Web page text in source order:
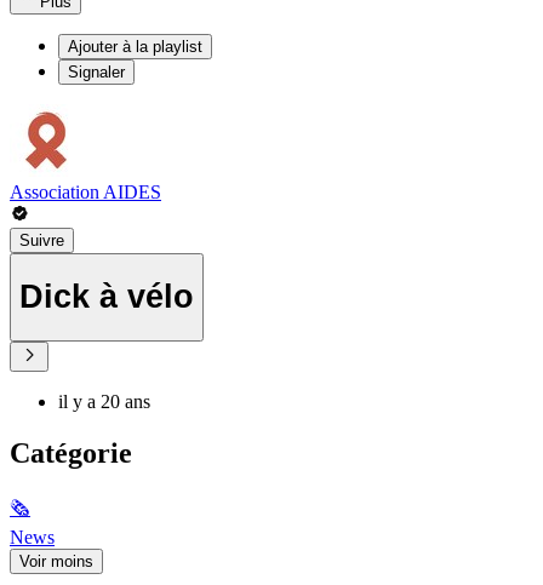
Ajouter à la playlist
Signaler
Association AIDES
Suivre
Dick à vélo
il y a 20 ans
Catégorie
🗞
News
Voir moins